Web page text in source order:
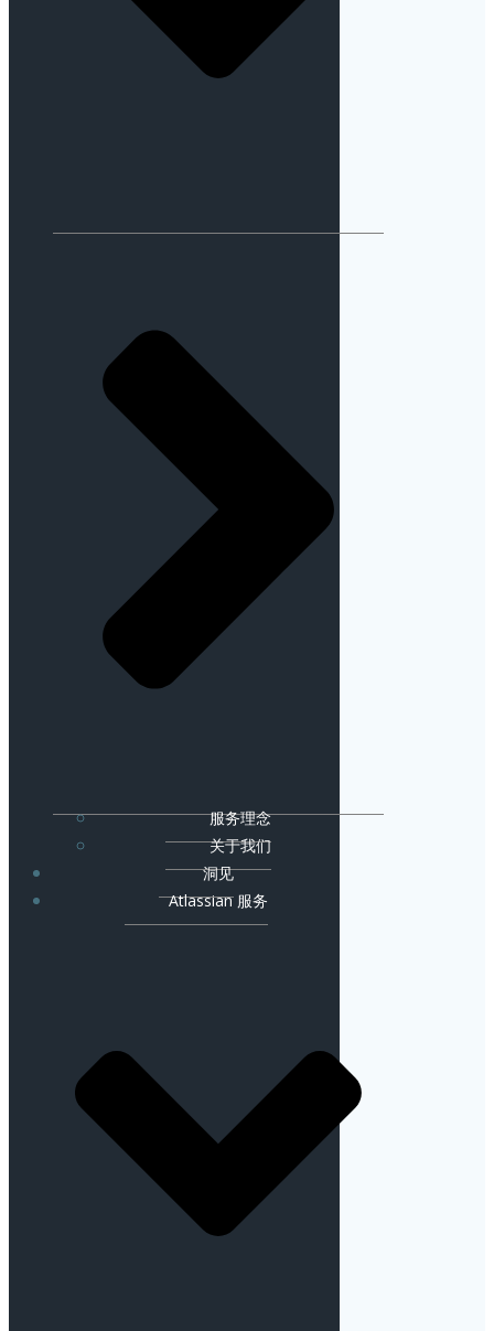
服务理念
关于我们
洞见
Atlassian 服务